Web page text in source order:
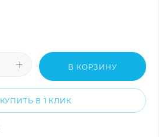
В КОРЗИНУ
КУПИТЬ В 1 КЛИК